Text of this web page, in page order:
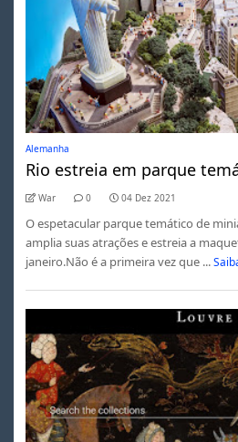
Alemanha
Rio estreia em parque
War 0 04 Dez 2021
O espetacular parque temático de
amplia suas atrações e estreia a
janeiro.Não é a primeira vez que ...